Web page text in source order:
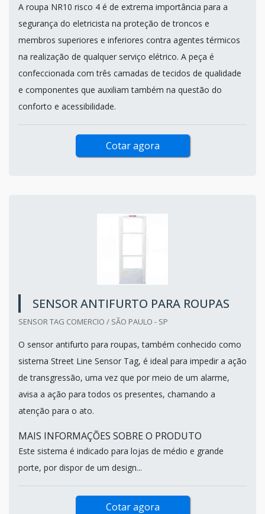
A roupa NR10 risco 4 é de extrema importância para a
segurança do eletricista na proteção de troncos e
membros superiores e inferiores contra agentes térmicos
na realização de qualquer serviço elétrico. A peça é
confeccionada com três camadas de tecidos de qualidade
e componentes que auxiliam também na questão do
conforto e acessibilidade.
Cotar agora
SENSOR ANTIFURTO PARA ROUPAS
SENSOR TAG COMERCIO / SÃO PAULO - SP
O sensor antifurto para roupas, também conhecido como
sistema Street Line Sensor Tag, é ideal para impedir a ação
de transgressão, uma vez que por meio de um alarme,
avisa a ação para todos os presentes, chamando a
atenção para o ato.
MAIS INFORMAÇÕES SOBRE O PRODUTO
Este sistema é indicado para lojas de médio e grande
porte, por dispor de um design...
Cotar agora